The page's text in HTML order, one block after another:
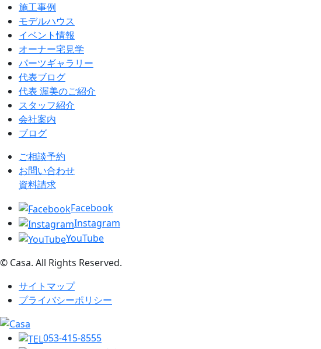
施工事例
モデルハウス
イベント情報
オーナー宅見学
パーツギャラリー
代表ブログ
代表 渥美のご紹介
スタッフ紹介
会社案内
ブログ
ご相談予約
お問い合わせ
資料請求
Facebook
Instagram
YouTube
© Casa. All Rights Reserved.
サイトマップ
プライバシーポリシー
053-415-8555